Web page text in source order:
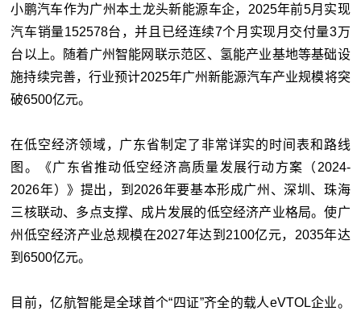
小鹏汽车作为广州本土龙头新能源车企，2025年前5月实现
汽车销量152578台，并且已经连续7个月实现月交付量3万
台以上。随着广州智能网联示范区、氢能产业基地等基础设
施持续完善，行业预计2025年广州新能源汽车产业规模将突
破6500亿元。
在低空经济领域，广东省制定了非常详实的时间表和路线
图。《广东省推动低空经济高质量发展行动方案（2024-
2026年）》提出，到2026年要基本形成广州、深圳、珠海
三核联动、多点支撑、成片发展的低空经济产业格局。使广
州低空经济产业总规模在2027年达到2100亿元，2035年达
到6500亿元。
目前，亿航智能是全球首个“四证”齐全的载人eVTOL企业。